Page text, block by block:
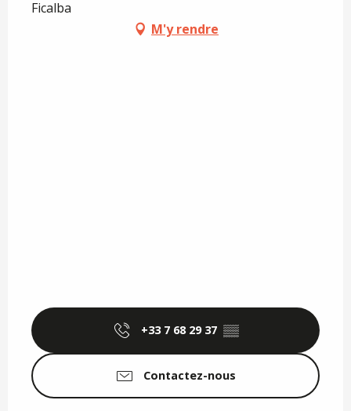
Ficalba
M'y rendre
+33 7 68 29 37 ▒▒
Contactez-nous